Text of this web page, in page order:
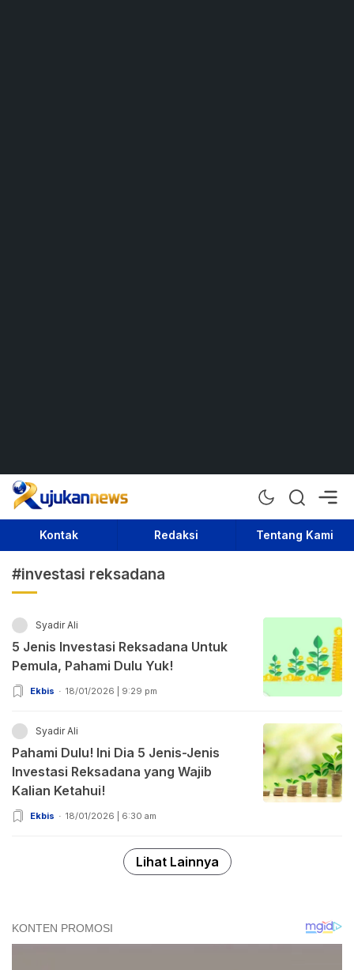
Rujukan News
Satu Rujukan Sejuta Informasi
Kontak Redaksi Tentang Kami
#investasi reksadana
Syadir Ali
5 Jenis Investasi Reksadana Untuk
Pemula, Pahami Dulu Yuk!
Ekbis 18/01/2026 | 9:29 pm
Syadir Ali
Pahami Dulu! Ini Dia 5 Jenis-Jenis
Investasi Reksadana yang Wajib
Kalian Ketahui!
Ekbis 18/01/2026 | 6:30 am
Lihat Lainnya